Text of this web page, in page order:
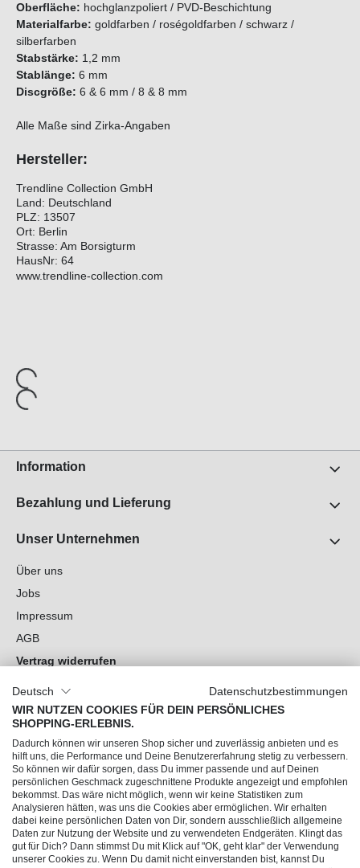
Oberfläche: hochglanzpoliert / PVD-Beschichtung
Materialfarbe: goldfarben / roségoldfarben / schwarz /
silberfarben
Stabstärke: 1,2 mm
Stablänge: 6 mm
Discgröße: 6 & 6 mm / 8 & 8 mm
Alle Maße sind Zirka-Angaben
Hersteller:
Trendline Collection GmbH
Land: Deutschland
PLZ: 13507
Ort: Berlin
Strasse: Am Borsigturm
HausNr: 64
www.trendline-collection.com
Information
Bezahlung und Lieferung
Unser Unternehmen
Über uns
Jobs
Impressum
AGB
Vertrag widerrufen
Cookie-Einstellungen
Du hast Fragen?
Unsere Socials
Deutsch
Datenschutzbestimmungen
WIR NUTZEN COOKIES FÜR DEIN PERSÖNLICHES
SHOPPING-ERLEBNIS.
Dadurch können wir unseren Shop sicher und zuverlässig anbieten und es
hilft uns, die Performance und Deine Benutzererfahrung stetig zu verbessern.
So können wir dafür sorgen, dass Du immer passende und auf Deinen
persönlichen Geschmack zugeschnittene Produkte angezeigt und empfohlen
bekommst. Das wäre nicht möglich, wenn wir keine Statistiken zum
Analysieren hätten, was uns die Cookies aber ermöglichen. Wir erhalten
dabei keine persönlichen Daten von Dir, sondern ausschließlich allgemeine
Daten zur Nutzung der Website und zu verwendeten Endgeräten. Klingt das
gut für Dich? Dann stimmst Du mit Klick auf "OK, geht klar" der Verwendung
unserer Cookies zu. Wenn Du damit nicht einverstanden bist, kannst Du